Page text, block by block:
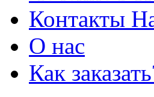
Контакты
О нас
Как